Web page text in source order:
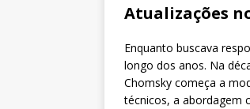
Atualizações
Enquanto buscava
longo dos anos. Na
Chomsky começa a
técnicos, a abordagem